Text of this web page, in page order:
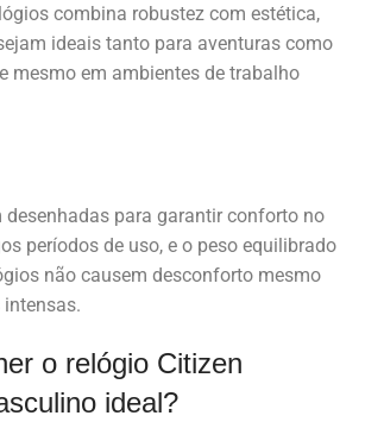
combina robustez com estética,
ideais tanto para aventuras como
mesmo em ambientes de trabalho
para garantir conforto no
períodos de uso, e o peso equilibrado
não causem desconforto mesmo
o relógio Citizen
ideal?